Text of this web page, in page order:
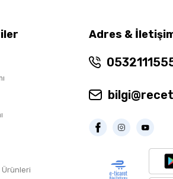
Ürünleri
Adres &